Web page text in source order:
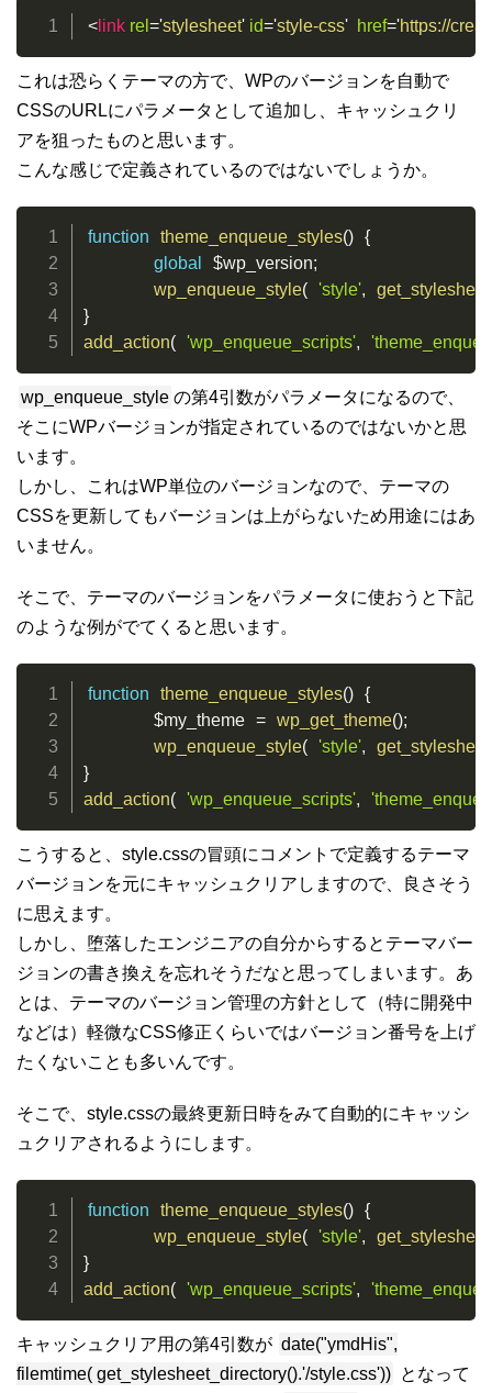
<link rel ='stylesheet' id='style-css' href='https://
これは恐らくテーマの方で、WPのバージョンを自動で
CSSのURLにパラメータとして追加し、キャッシュクリ
アを狙ったものと思います。
こんな感じで定義されているのではないでしょうか。
function theme_enqueue_styles()
{
global
$wp_version;
wp_enqueue_style( 'style',
}
add_action( 'wp_enqueue_scripts',
wp_enqueue_style の第4引数がパラメータになるので、
そこにWPバージョンが指定されているのではないかと思
います。
しかし、これはWP単位のバージョンなので、テーマの
CSSを更新してもバージョンは上がらないため用途にはあ
いません。
そこで、テーマのバージョンをパラメータに使おうと下記
のような例がでてくると思います。
function theme_enqueue_styles()
{
$my_theme
= wp_get_theme();
wp_enqueue_style( 'style',
}
add_action( 'wp_enqueue_scripts',
こうすると、style.cssの冒頭にコメントで定義するテーマ
バージョンを元にキャッシュクリアしますので、良さそう
に思えます。
しかし、堕落したエンジニアの自分からするとテーマバー
ジョンの書き換えを忘れそうだなと思ってしまいます。あ
とは、テーマのバージョン管理の方針として（特に開発中
などは）軽微なCSS修正くらいではバージョン番号を上げ
たくないことも多いんです。
そこで、style.cssの最終更新日時をみて自動的にキャッシ
ュクリアされるようにします。
function theme_enqueue_styles()
{
wp_enqueue_style( 'style',
}
add_action( 'wp_enqueue_scripts',
キャッシュクリア用の第4引数が date("ymdHis",
filemtime( get_stylesheet_directory().'/style.css')) となって